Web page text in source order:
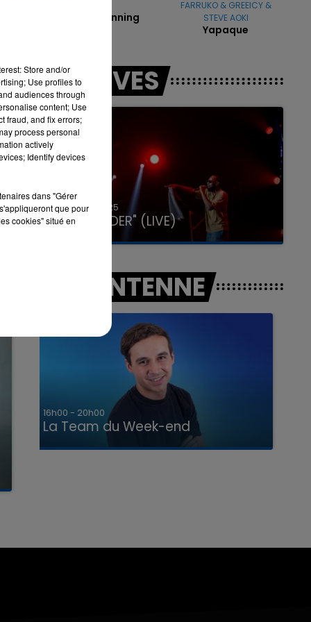
LA TEAM DU WEEK-END
End Of Beginning
FARRUKO & GREEICY &
STEVE AOKI
Yapaque
LES LIVES
31 janvier 2025
GIMS "SPIDER" (LIVE)
A L'ANTENNE
7h00 - 12h00
La Team du Week-end
Store and/or
Use profiles to
audiences through
content; Use
fraud, and fix errors;
process personal
actively
Identify devices
dans "Gérer
que pour
cookies" situé en